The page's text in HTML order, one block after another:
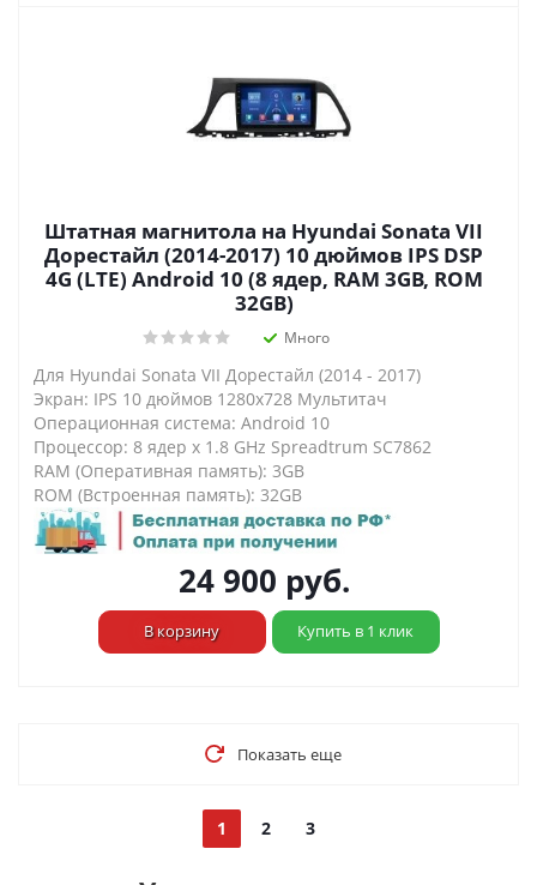
Штатная магнитола на Hyundai Sonata VII
Дорестайл (2014-2017) 10 дюймов IPS DSP
4G (LTE) Android 10 (8 ядер, RAM 3GB, ROM
32GB)
Много
Для Hyundai Sonata VII Дорестайл (2014 - 2017)
Экран: IPS 10 дюймов 1280х728 Мультитач
Операционная система: Android 10
Процессор: 8 ядер х 1.8 GHz Spreadtrum SC7862
RAM (Оперативная память): 3GB
ROM (Встроенная память): 32GB
24 900 руб.
В корзину Купить в 1 клик
Показать еще
1 2 3